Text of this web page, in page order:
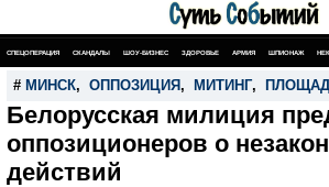
СПЕЦОПЕРАЦИЯ СКАНДАЛЫ ШОУ-БИЗНЕС ЗДОРОВЬЕ АРМИЯ ШПИОНАЖ
# МИНСК, ОППОЗИЦИЯ , МИТИНГ,
Белорусская милиция
оппозиционеров о
действий